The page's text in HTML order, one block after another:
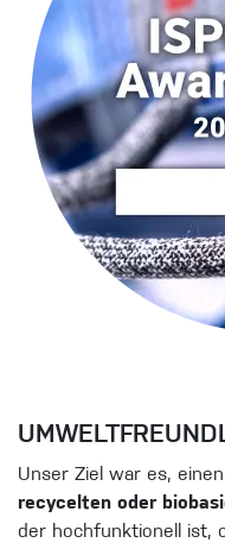
Unser Ziel war es,
recycelten oder
der hochfunktionell ist,